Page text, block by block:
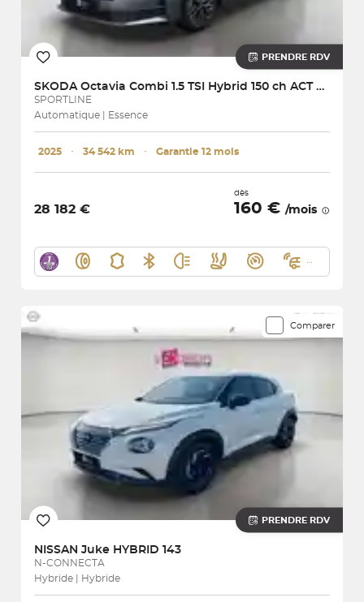
PRENDRE RDV
SKODA Octavia Combi 1.5 TSI Hybrid 150 ch ACT DSG7
SPORTLINE
Automatique | Essence
2025 ･ 34 542 km ･ Garantie 12 mois
28 182 €
dès
160 € /mois
Comparer
PRENDRE RDV
NISSAN Juke HYBRID 143
N-CONNECTA
Hybride | Hybride